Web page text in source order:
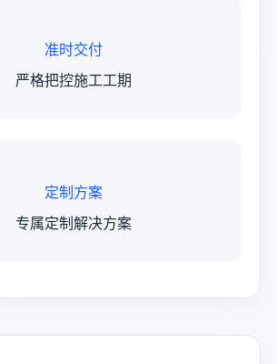
准时交付
严格把控施工工期
定制方案
专属定制解决方案